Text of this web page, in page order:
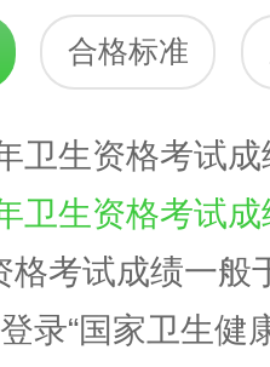
合格标准
生资格考试成
卫生资格考试
试成绩一般于
“国家卫生健康